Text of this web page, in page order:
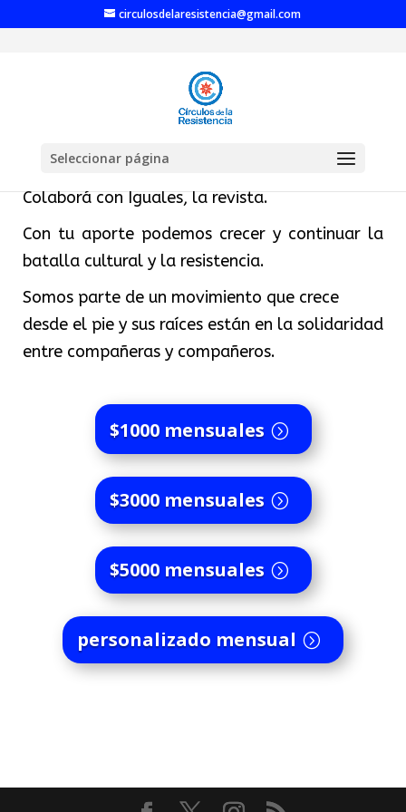
circulosdelaresistencia@gmail.com
Seleccionar página
Colaborá con Iguales, la revista.
Con tu aporte podemos crecer y continuar la
batalla cultural y la resistencia.
Somos parte de un movimiento que crece
desde el pie y sus raíces están en la solidaridad
entre compañeras y compañeros.
$1000 mensuales
$3000 mensuales
$5000 mensuales
personalizado mensual